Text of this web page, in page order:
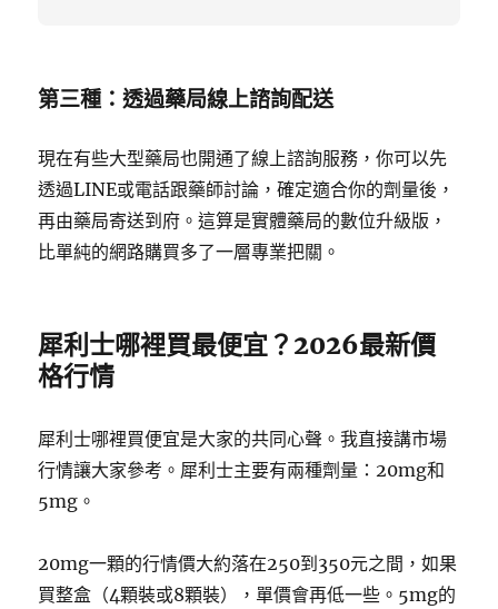
第三種：透過藥局線上諮詢配送
現在有些大型藥局也開通了線上諮詢服務，你可以先
透過LINE或電話跟藥師討論，確定適合你的劑量後，
再由藥局寄送到府。這算是實體藥局的數位升級版，
比單純的網路購買多了一層專業把關。
犀利士哪裡買最便宜？2026最新價
格行情
犀利士哪裡買便宜是大家的共同心聲。我直接講市場
行情讓大家參考。犀利士主要有兩種劑量：20mg和
5mg。
20mg一顆的行情價大約落在250到350元之間，如果
買整盒（4顆裝或8顆裝），單價會再低一些。5mg的